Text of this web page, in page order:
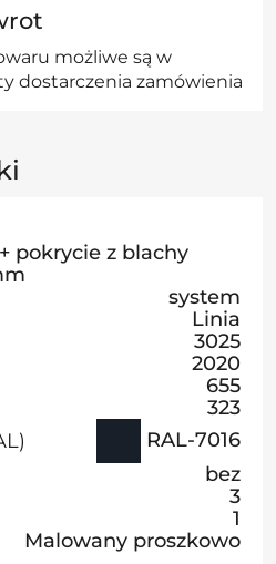
możliwe są w
dostarczenia zamówienia
pokrycie z blachy
system
Linia
3025
2020
655
323
RAL-7016
bez
3
1
Malowany proszkowo